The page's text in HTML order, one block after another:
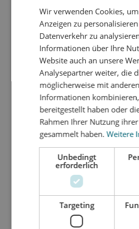
Forschungsprojekt im
Papierverarbeitung durch.
die Weiterentwicklung einer
innovativen Idee eines
Die Idee betrifft eine
Technologie zur Herstellung
aus Papier, welche im
Einsatz kommen werden.
umweltgerechtes Recycling
Consumer-Produkte.
Produkte mit einem
ausgestattet werden, der
konventionellen Lösungen
Bereich abheben wird.
BESCHREIBUNG
Wir verwenden Cookies,
Anzeigen zu
Datenverkehr zu
Informationen über Ihre
Website auch an unsere
Analysepartner weiter, die
möglicherweise mit anderen
Informationen
bereitgestellt haben oder
Rahmen Ihrer Nutzung
gesammelt haben.Weitere
Unbedingt
erforderlich
Targeting